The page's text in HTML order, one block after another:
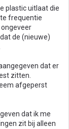
plastic uitlaat die
frequentie
ongeveer
de (nieuwe)
dat er
zitten.
afgeperst
dat ik me
zit bij alleen